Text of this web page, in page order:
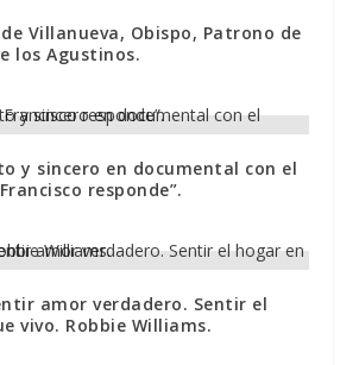
Villanueva, Obispo, Patrono de
los Agustinos.
y sincero en documental con el
responde”.
amor verdadero. Sentir el
vivo. Robbie Williams.